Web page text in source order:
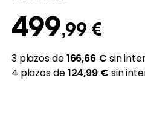
499,99 €